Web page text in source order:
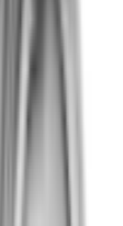
von
durch die
Anbindung an das
des
Fahrzeit: 8
Linie U4, U6,
Warte,